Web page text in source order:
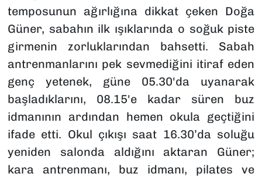
temposunun ağırlığına dikkat çeken Doğa
Güner, sabahın ilk ışıklarında o soğuk piste
girmenin zorluklarından bahsetti. Sabah
antrenmanlarını pek sevmediğini itiraf eden
genç yetenek, güne 05.30'da uyanarak
başladıklarını, 08.15'e kadar süren buz
idmanının ardından hemen okula geçtiğini
ifade etti. Okul çıkışı saat 16.30’da soluğu
yeniden salonda aldığını aktaran Güner;
kara antrenmanı, buz idmanı, pilates ve